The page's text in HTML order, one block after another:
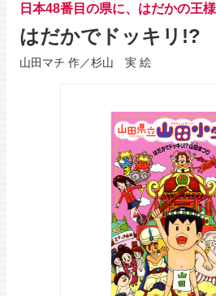
日本48番目の県に、はだかの王
はだかでドッキリ!?
山田マチ 作／杉山 実 絵